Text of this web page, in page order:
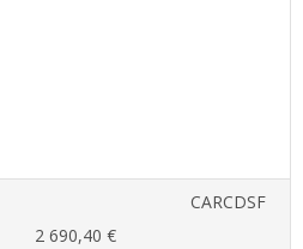
2 690,40 €
CARCDSF